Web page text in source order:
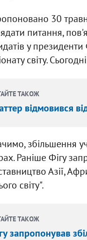
30
питання,
у
світу.
ТАКОЖ
відмовився
збільшення
Раніше Фігу
Азії,
світу".
ТАКОЖ
запропонував